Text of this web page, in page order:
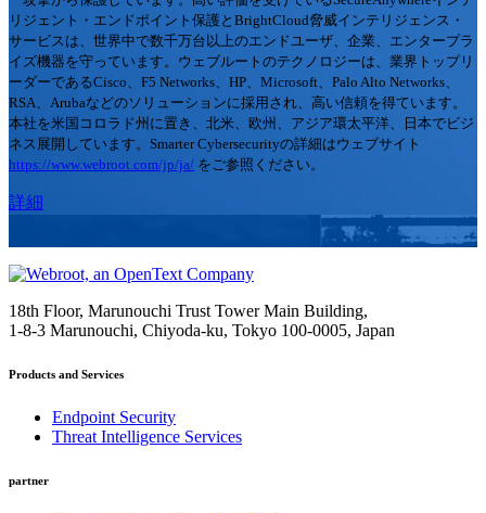
リジェント・エンドポイント保護とBrightCloud脅威インテリジェンス・
サービスは、世界中で数千万台以上のエンドユーザ、企業、エンタープラ
イズ機器を守っています。ウェブルートのテクノロジーは、業界トップリ
ーダーであるCisco、F5 Networks、HP、Microsoft、Palo Alto Networks、
RSA、Arubaなどのソリューションに採用され、高い信頼を得ています。
本社を米国コロラド州に置き、北米、欧州、アジア環太平洋、日本でビジ
ネス展開しています。Smarter Cybersecurityの詳細はウェブサイト
https://www.webroot.com/jp/ja/ をご参照ください。
詳細
18th Floor, Marunouchi Trust Tower Main Building,
1-8-3 Marunouchi, Chiyoda-ku, Tokyo 100-0005, Japan
Products and Services
Endpoint Security
Threat Intelligence Services
partner